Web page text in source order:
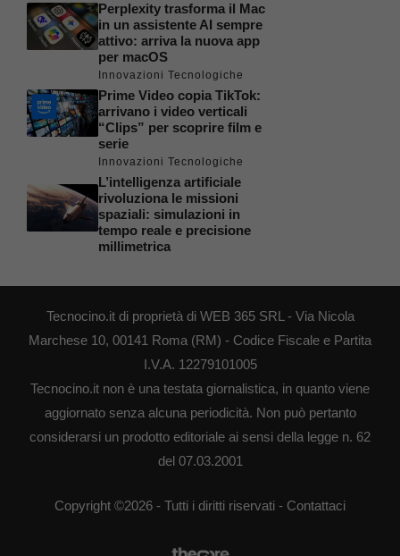
Perplexity trasforma il Mac
in un assistente AI sempre
attivo: arriva la nuova app
per macOS
Innovazioni Tecnologiche
Prime Video copia TikTok:
arrivano i video verticali
“Clips” per scoprire film e
serie
Innovazioni Tecnologiche
L’intelligenza artificiale
rivoluziona le missioni
spaziali: simulazioni in
tempo reale e precisione
millimetrica
Tecnocino.it di proprietà di WEB 365 SRL - Via Nicola
Marchese 10, 00141 Roma (RM) - Codice Fiscale e Partita
I.V.A. 12279101005
Tecnocino.it non è una testata giornalistica, in quanto viene
aggiornato senza alcuna periodicità. Non può pertanto
considerarsi un prodotto editoriale ai sensi della legge n. 62
del 07.03.2001
Copyright ©2026 - Tutti i diritti riservati - Contattaci